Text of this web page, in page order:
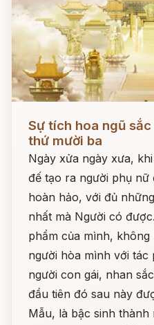
Sự tích hoa ngũ
thứ mười ba
Ngày xửa ngày xưa,
đế tạo ra người phụ nữ
hoàn hảo, với đủ
nhất mà Người có
phẩm của mình,
người hòa mình với tác
người con gái, nhan
đầu tiên đó sau này
Mẫu, là bậc sinh thành